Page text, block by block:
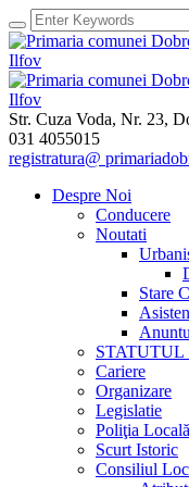
Str. Cuza Voda, Nr. 23,
031 4055015
registratura@
Despre Noi
Conducere
Noutati
Stare
Cariere
Organizare
Legislatie
Poliţia
Scurt Istoric
Consiliul